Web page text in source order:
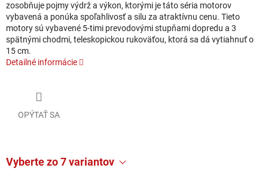
zosobňuje pojmy výdrž a výkon, ktorými je táto séria motorov
vybavená a ponúka spoľahlivosť a silu za atraktívnu cenu. Tieto
motory sú vybavené 5-timi prevodovými stupňami dopredu a 3
spätnými chodmi, teleskopickou rukoväťou, ktorá sa dá vytiahnuť o
15 cm.
Detailné informácie
OPÝTAŤ SA
Vyberte zo 7 variantov